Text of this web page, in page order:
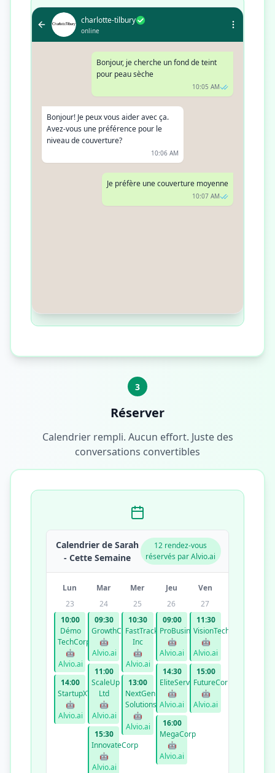
charlotte-tilbury
online
Bonjour, je cherche un fond de teint
pour peau sèche
10:05 AM
Bonjour! Je peux vous aider avec ça.
Avez-vous une préférence pour le
niveau de couverture?
10:06 AM
Je préfère une couverture moyenne
10:07 AM
3
Réserver
Calendrier rempli. Aucun effort. Juste des
conversations convertibles
Calendrier de Sarah
- Cette Semaine
12 rendez-vous
réservés par Alvio.ai
Lun Mar Mer Jeu
Ven
23
10:00
Démo
TechCorp
🤖
Alvio.ai
14:00
StartupXYZ
🤖
Alvio.ai
24
09:30
GrowthCo
🤖
Alvio.ai
11:00
ScaleUp
Ltd
🤖
Alvio.ai
15:30
InnovateCorp
🤖
Alvio.ai
25
10:30
FastTrack
Inc
🤖
Alvio.ai
13:00
NextGen
Solutions
🤖
Alvio.ai
26
09:00
ProBusiness
🤖
Alvio.ai
14:30
EliteServices
🤖
Alvio.ai
16:00
MegaCorp
🤖
Alvio.ai
27
11:30
VisionTech
🤖
Alvio.ai
15:00
FutureCorp
🤖
Alvio.ai